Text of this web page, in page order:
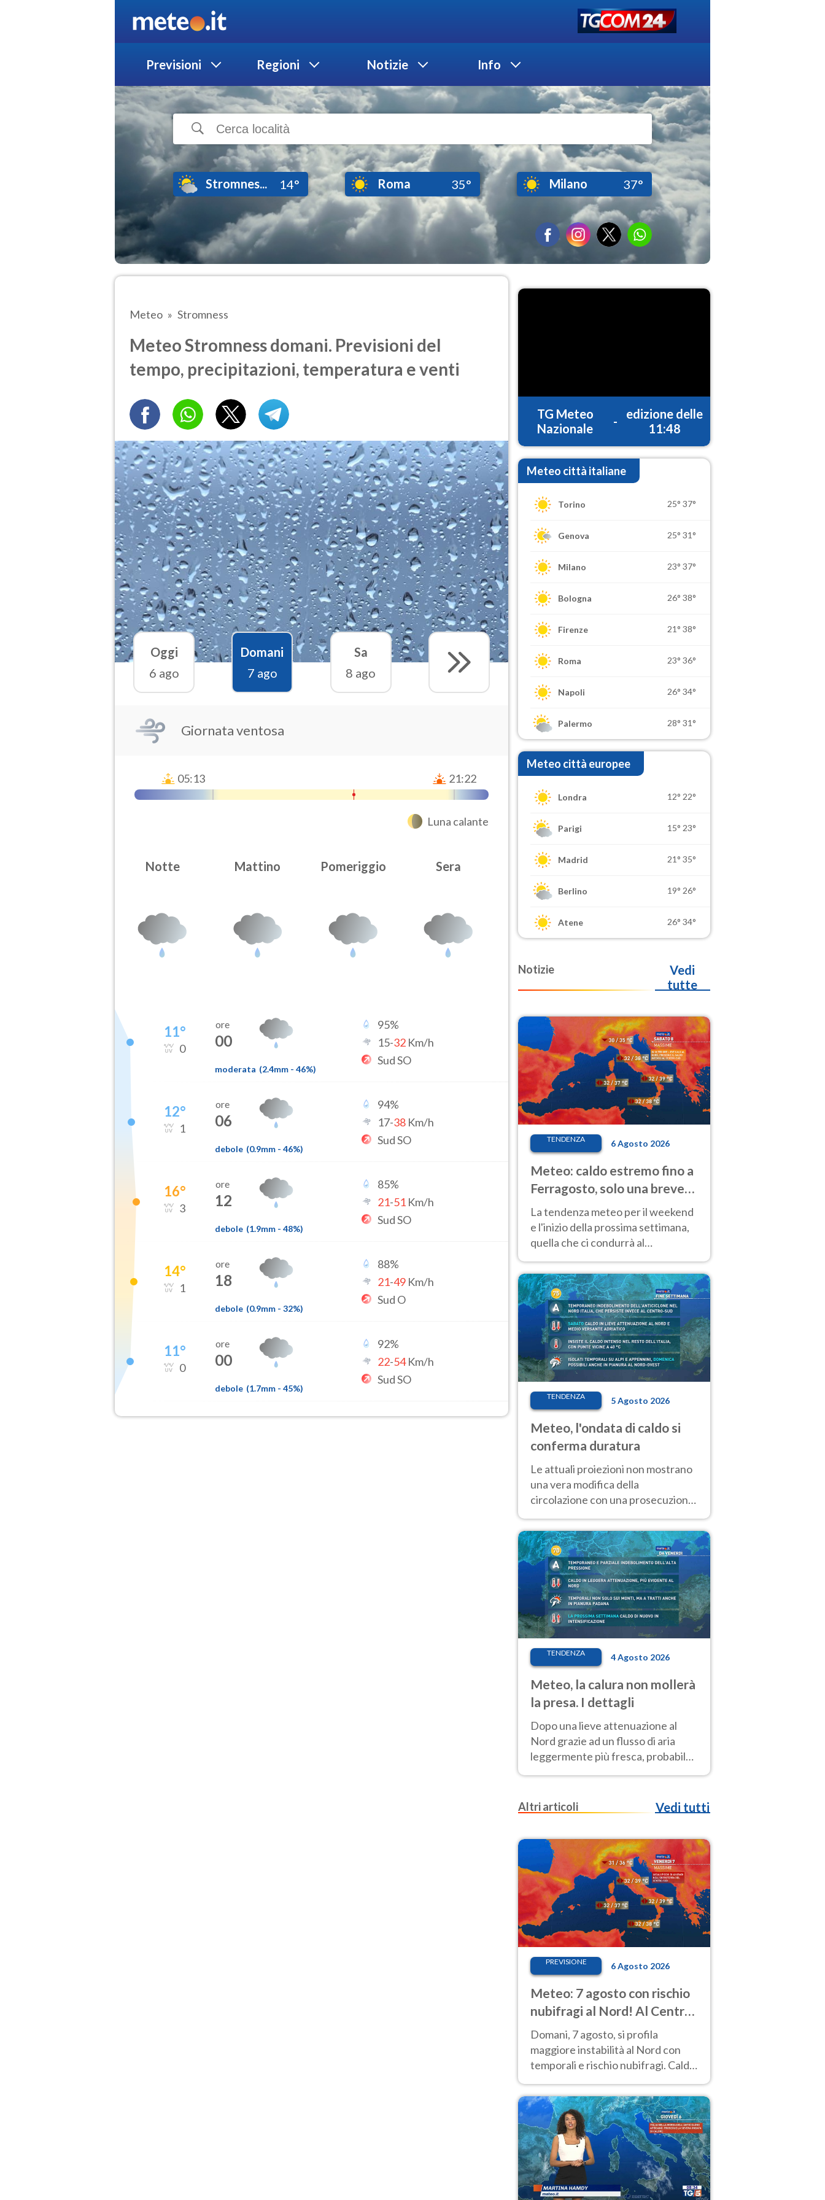
Previsioni Regioni Notizie Info
Stromnes... 14° Roma 35° Milano 37°
Meteo Stromness
Meteo Stromness domani. Previsioni del
tempo, precipitazioni, temperatura e venti
Oggi
6 ago
Domani
7 ago
Sa
8 ago
Giornata ventosa
05:13 21:22
Luna calante
Notte Mattino Pomeriggio Sera
11°
0
ore
00
moderata (2.4mm - 46%)
95%
15-32 Km/h
Sud SO
12°
1
ore
06
debole (0.9mm - 46%)
94%
17-38 Km/h
Sud SO
16°
3
ore
12
debole (1.9mm - 48%)
85%
21-51 Km/h
Sud SO
14°
1
ore
18
debole (0.9mm - 32%)
88%
21-49 Km/h
Sud O
11°
0
ore
00
debole (1.7mm - 45%)
92%
22-54Km/h
Sud SO
TG Meteo
Nazionale
-
edizione delle
11:48
Meteo città italiane
Torino 25° 37°
Genova 25° 31°
Milano 23° 37°
Bologna 26° 38°
Firenze 21° 38°
Roma 23° 36°
Napoli 26° 34°
Palermo 28° 31°
Meteo città europee
Londra 12° 22°
Parigi 15° 23°
Madrid 21° 35°
Berlino 19° 26°
Atene 26° 34°
Notizie
Vedi
tutte
TENDENZA 6 Agosto 2026
Meteo: caldo estremo fino a
Ferragosto, solo una breve
pausa. Ecco dove
La tendenza meteo per il weekend
e l'inizio della prossima settimana,
quella che ci condurrà al
temperature molto elevate
TENDENZA 5 Agosto 2026
Meteo, l'ondata di caldo si
conferma duratura
Le attuali proiezioni non mostrano
una vera modifica della
circolazione con una prosecuzione
giorni, compresa la settimana di
Ferragosto
TENDENZA 4 Agosto 2026
Meteo, la calura non mollerà
la presa. I dettagli
Dopo una lieve attenuazione al
Nord grazie ad un flusso di aria
leggermente più fresca, probabile
nuovo rinforzo dell’anticiclone
Altri articoli
Vedi tutti
PREVISIONE 6 Agosto 2026
Meteo: 7 agosto con rischio
nubifragi al Nord! Al Centro-
Sud caldo estremo
Domani, 7 agosto, si profila
maggiore instabilità al Nord con
temporali e rischio nubifragi. Caldo
previsioni.